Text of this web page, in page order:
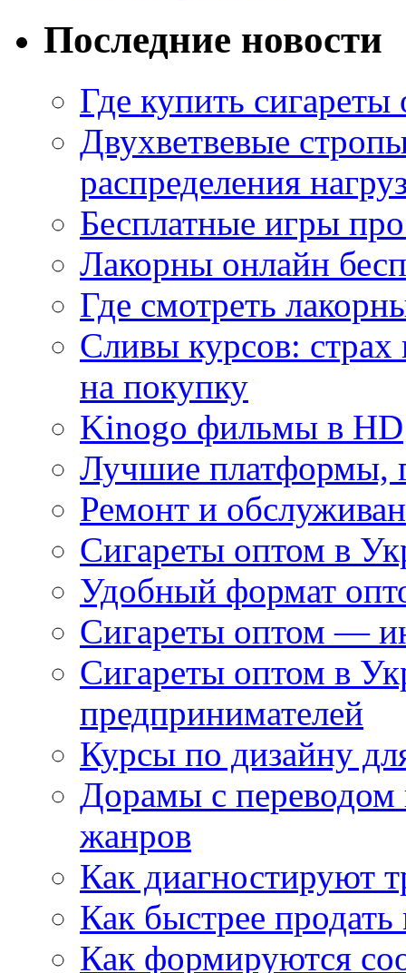
Последние новости
Где купить
Двухветвевые
распределения
Бесплатные игры
Лакорны онлайн
Где смотреть
Сливы курсов:
на покупку
Kinogo фильмы в HD
Лучшие платформы,
Ремонт и
Сигареты оптом в
Удобный формат
Сигареты оптом —
Сигареты оптом в
предпринимателей
Курсы по дизайну
Дорамы с переводом
жанров
Как диагностируют
Как быстрее
Как формируются